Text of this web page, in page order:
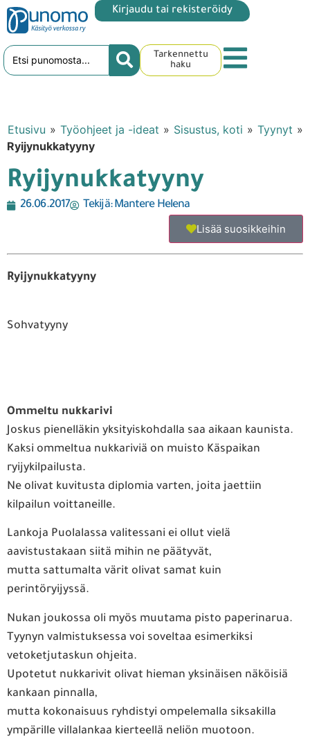
Kirjaudu tai rekisteröidy
Tarkennettu
haku
Etusivu » Työohjeet ja -ideat » Sisustus, koti » Tyynyt »
Ryijynukkatyyny
Ryijynukkatyyny
26.06.2017 Tekijä:Mantere Helena
Lisää suosikkeihin
Ryijynukkatyyny
Sohvatyyny
Ommeltu nukkarivi
Joskus pienelläkin yksityiskohdalla saa aikaan kaunista.
Kaksi ommeltua nukkariviä on muisto Käspaikan
ryijykilpailusta.
Ne olivat kuvitusta diplomia varten, joita jaettiin
kilpailun voittaneille.
Lankoja Puolalassa valitessani ei ollut vielä
aavistustakaan siitä mihin ne päätyvät,
mutta sattumalta värit olivat samat kuin
perintöryijyssä.
Nukan joukossa oli myös muutama pisto paperinarua.
Tyynyn valmistuksessa voi soveltaa esimerkiksi
vetoketjutaskun ohjeita.
Upotetut nukkarivit olivat hieman yksinäisen näköisiä
kankaan pinnalla,
mutta kokonaisuus ryhdistyi ompelemalla siksakilla
ympärille villalankaa kierteellä neliön muotoon.